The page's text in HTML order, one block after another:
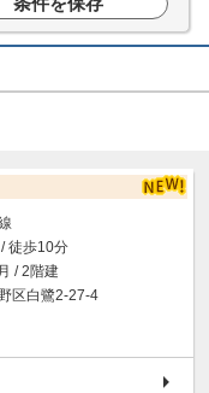
/ 徒歩10分
/ 2階建
区白鷺2-27-4